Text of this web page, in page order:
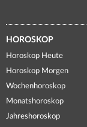
HOROSKOP
Horoskop Heute
Horoskop Morgen
Wochenhoroskop
Monatshoroskop
Jahreshoroskop